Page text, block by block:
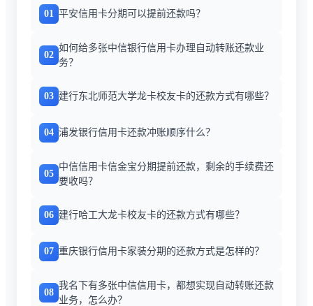
01 平安信用卡分期可以提前还款吗？
02
如何给多张中信银行信用卡办理自动转账还款业
务？
03 建行东北师范大学龙卡校友卡的还款方式有哪些？
04 浦发银行信用卡还款冲账顺序什么？
05
中信信用卡信金宝分期提前还款，剩余的手续费还
要收吗？
06 建行哈工大龙卡校友卡的还款方式有哪些？
07 重庆银行信用卡家装分期的还款方式是怎样的？
08
我名下有多张中信信用卡，都想实现自动转账还款
业务，怎么办？